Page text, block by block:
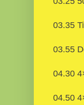
03.35
03.55
04.30
04.50